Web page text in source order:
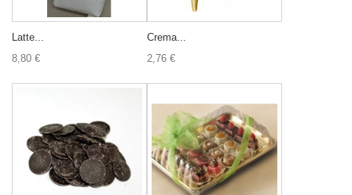
Latte...
8,80 €
Crema...
2,76 €